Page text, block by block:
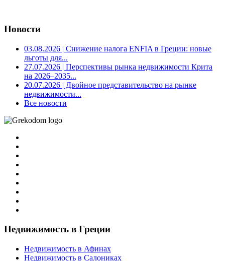
Новости
03.08.2026 | Снижение налога ENFIA в Греции: новые
льготы для...
27.07.2026 | Перспективы рынка недвижимости Крита
на 2026–2035...
20.07.2026 | Двойное представительство на рынке
недвижимости...
Все новости
Недвижимость в Греции
Недвижимость в Афинах
Недвижимость в Салониках